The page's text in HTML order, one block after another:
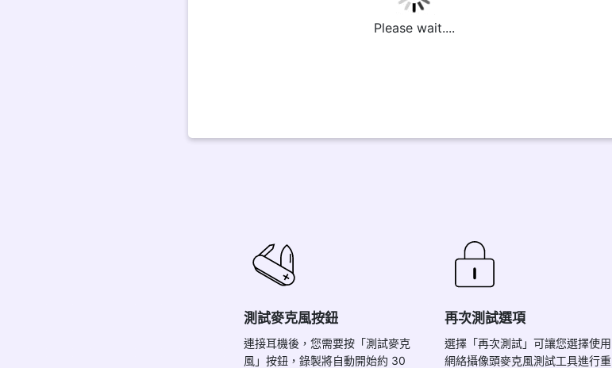
Please wait....
測試麥克風按鈕
連接耳機後，您需要按「測試麥克
風」按鈕，錄製將自動開始約 30
再次測試選項
選擇「再次測試」可讓您選擇使用
網絡攝像頭麥克風測試工具進行重